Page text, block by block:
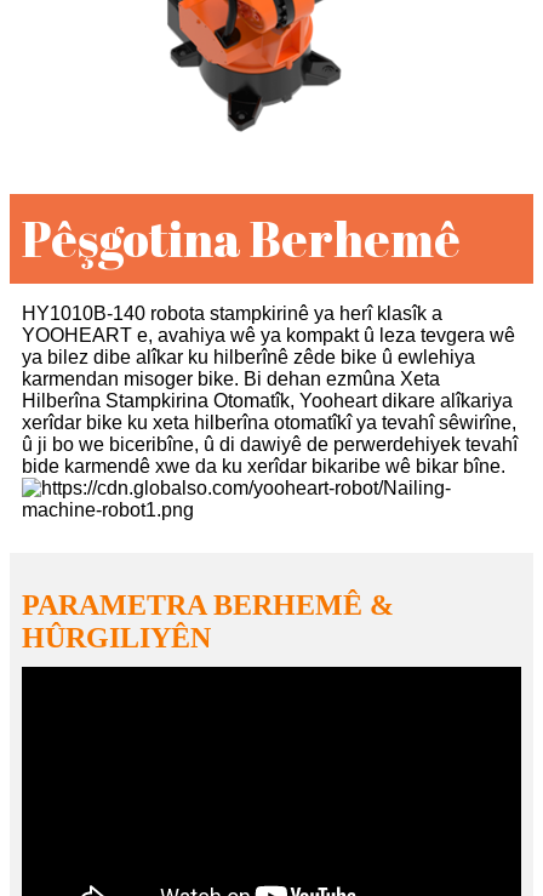
Pêşgotina Berhemê
HY1010B-140 robota stampkirinê ya herî klasîk a
YOOHEART e, avahiya wê ya kompakt û leza tevgera wê
ya bilez dibe alîkar ku hilberînê zêde bike û ewlehiya
karmendan misoger bike. Bi dehan ezmûna Xeta
Hilberîna Stampkirina Otomatîk, Yooheart dikare alîkariya
xerîdar bike ku xeta hilberîna otomatîkî ya tevahî sêwirîne,
û ji bo we biceribîne, û di dawiyê de perwerdehiyek tevahî
bide karmendê xwe da ku xerîdar bikaribe wê bikar bîne.
PARAMETRA BERHEMÊ &
HÛRGILIYÊN